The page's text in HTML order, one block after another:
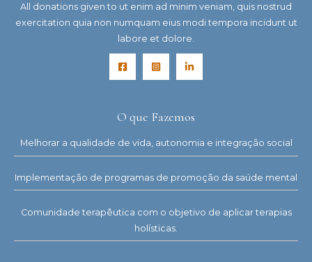
All donations given to ut enim ad minim veniam, quis nostrud
exercitation quia non numquam eius modi tempora incidunt ut
labore et dolore.
O que Fazemos
Melhorar a qualidade de vida, autonomia e integração social
Implementação de programas de promoção da saúde mental
Comunidade terapêutica com o objetivo de aplicar terapias
holísticas.